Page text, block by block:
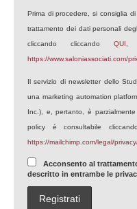
Prima di procedere, si consiglia
trattamento dei dati personali
cliccando cliccando QUI ,
https://www.saloniassociati.com/
Il servizio di newsletter dello
una marketing automation
Inc.), e, pertanto, è
policy è consultabile
https://mailchimp.com/legal/
Acconsento al
descritto in entrambe le